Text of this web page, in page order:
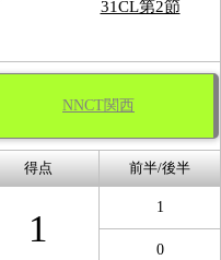
31CL第2節
NNCT関西
得点 前半/後半
1
1
0